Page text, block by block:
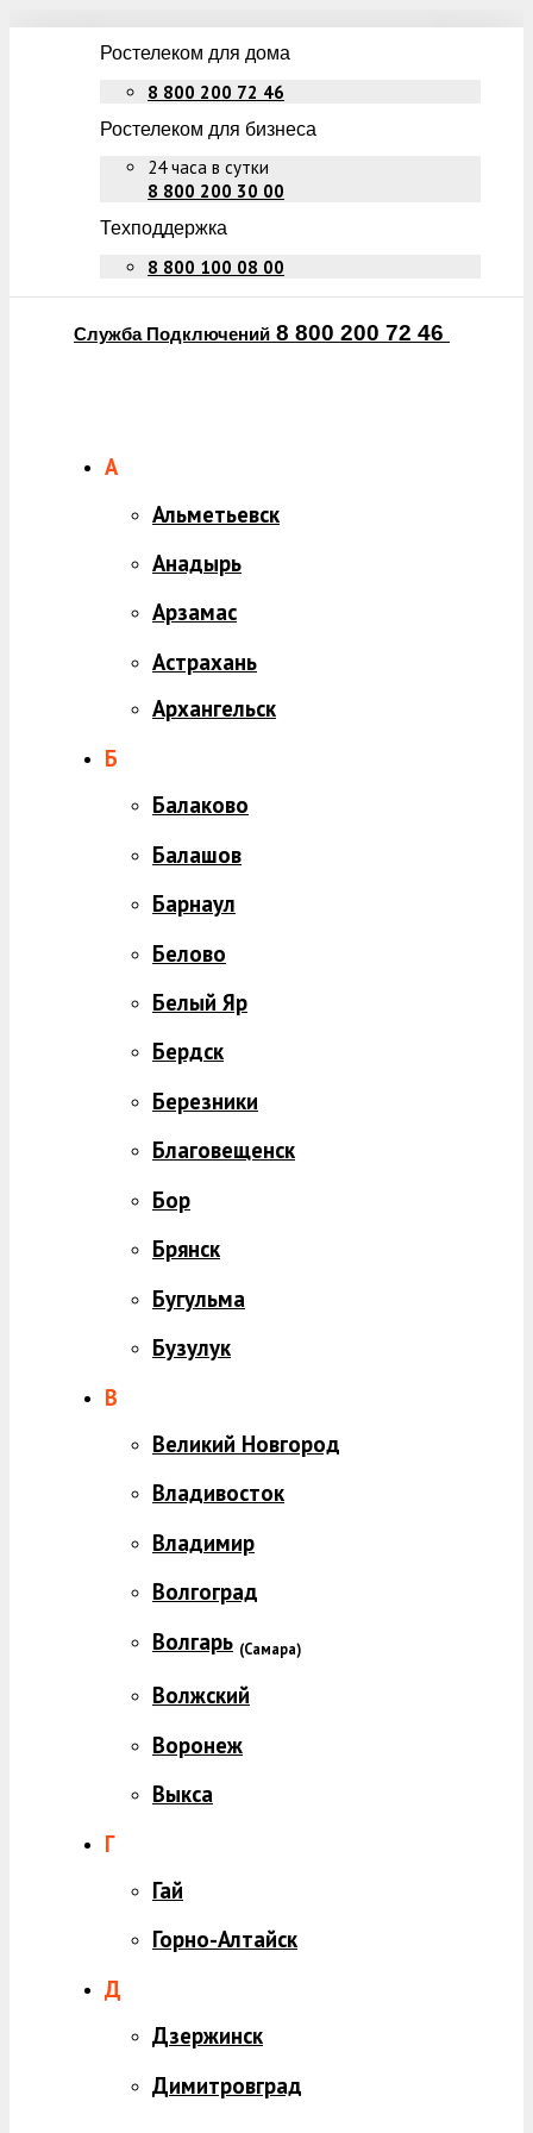
Ростелеком для дома
8 800 200 72 46
Ростелеком для бизнеса
24 часа в сутки
8 800 200 30 00
Техподдержка
8 800 100 08 00
Служба Подключений 8 800 200 72 46
А
Альметьевск
Анадырь
Арзамас
Астрахань
Архангельск
Б
Балаково
Балашов
Барнаул
Белово
Белый Яр
Бердск
Березники
Благовещенск
Бор
Брянск
Бугульма
Бузулук
В
Великий Новгород
Владивосток
Владимир
Волгоград
Волгарь (Самара)
Волжский
Воронеж
Выкса
Г
Гай
Горно-Алтайск
Д
Дзержинск
Димитровград